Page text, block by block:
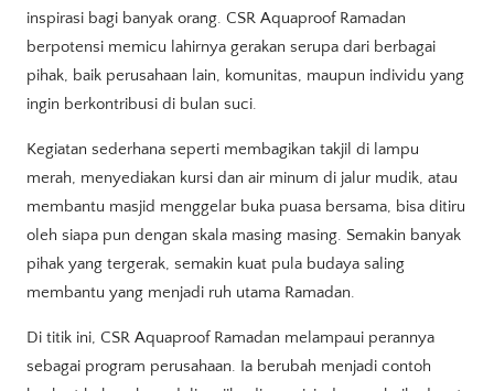
inspirasi bagi banyak orang. CSR Aquaproof Ramadan
berpotensi memicu lahirnya gerakan serupa dari berbagai
pihak, baik perusahaan lain, komunitas, maupun individu yang
ingin berkontribusi di bulan suci.
Kegiatan sederhana seperti membagikan takjil di lampu
merah, menyediakan kursi dan air minum di jalur mudik, atau
membantu masjid menggelar buka puasa bersama, bisa ditiru
oleh siapa pun dengan skala masing masing. Semakin banyak
pihak yang tergerak, semakin kuat pula budaya saling
membantu yang menjadi ruh utama Ramadan.
Di titik ini, CSR Aquaproof Ramadan melampaui perannya
sebagai program perusahaan. Ia berubah menjadi contoh